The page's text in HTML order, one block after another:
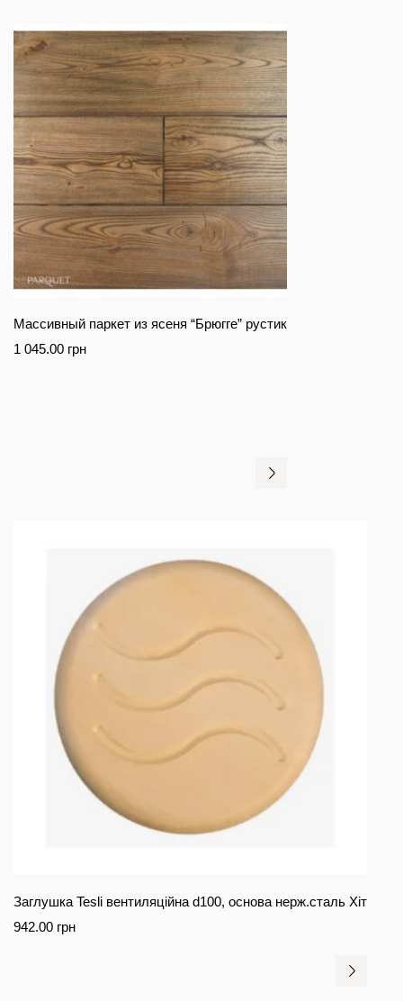
Массивный паркет из ясеня “Брюгге” рустик
1 045.00 грн
Заглушка Tesli вентиляційна d100, основа нерж.сталь Хіт
942.00 грн